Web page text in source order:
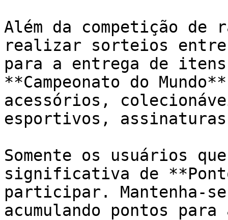
Além da competição de
realizar sorteios
para a entrega de
**Campeonato do
acessórios,
esportivos,
Somente os usuários
significativa de
participar. Mantenha-
acumulando pontos para